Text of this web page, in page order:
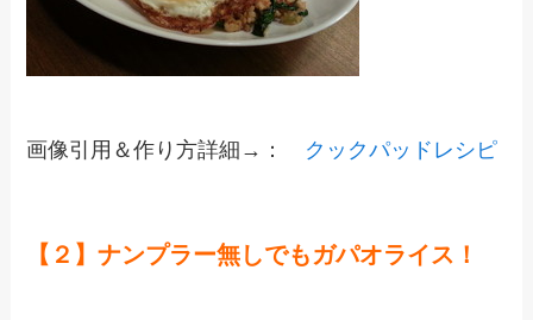
画像引用＆作り方詳細→： クックパッドレシピ
【２】ナンプラー無しでもガパオライス！